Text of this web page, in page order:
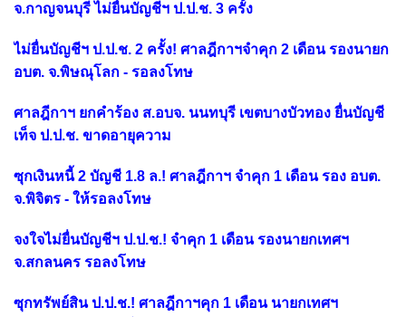
จ.กาญจนบุรี ไม่ยื่นบัญชีฯ ป.ป.ช. 3 ครั้ง
ไม่ยื่นบัญชีฯ ป.ป.ช. 2 ครั้ง! ศาลฎีกาฯจำคุก 2 เดือน รองนายก
อบต. จ.พิษณุโลก - รอลงโทษ
ศาลฎีกาฯ ยกคำร้อง ส.อบจ. นนทบุรี เขตบางบัวทอง ยื่นบัญชี
เท็จ ป.ป.ช. ขาดอายุความ
ซุกเงินหนี้ 2 บัญชี 1.8 ล.! ศาลฎีกาฯ จำคุก 1 เดือน รอง อบต.
จ.พิจิตร - ให้รอลงโทษ
จงใจไม่ยื่นบัญชีฯ ป.ป.ช.! จำคุก 1 เดือน รองนายกเทศฯ
จ.สกลนคร รอลงโทษ
ซุกทรัพย์สิน ป.ป.ช.! ศาลฎีกาฯคุก 1 เดือน นายกเทศฯ